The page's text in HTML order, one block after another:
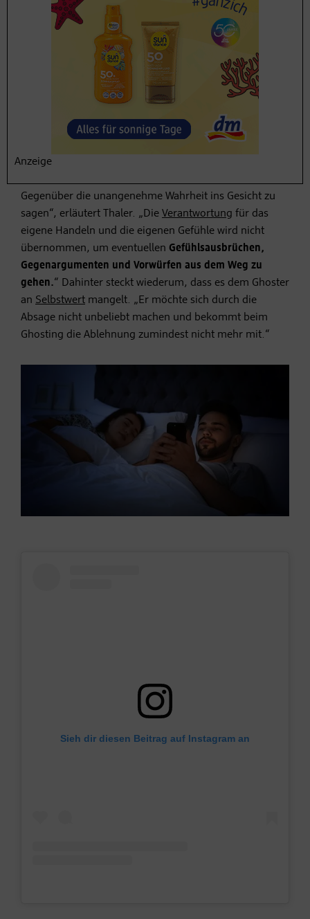
Warum Ghosting und
kein „ordentlicher“
Abschied?
Trennungen und Abschiede sind unschön. Nicht jeder
hat das Rückgrat, in irgendeiner Form (Textnachricht,
Brief, Anruf, Treffen) einen Schlussstrich zu ziehen.
Gegenüber die unangenehme Wahrheit ins Gesicht zu
sagen“, erläutert Thaler. „Die Verantwortung für das
eigene Handeln und die eigenen Gefühle wird nicht
übernommen, um eventuellen Gefühlsausbrüchen,
Gegenargumenten und Vorwürfen aus dem Weg zu
gehen.“ Dahinter steckt wiederum, dass es dem Ghoster
an Selbstwert mangelt. „Er möchte sich durch die
Absage nicht unbeliebt machen und bekommt beim
Ghosting die Ablehnung zumindest nicht mehr mit.“
Sieh dir diesen Beitrag auf Instagram an
Anzeige